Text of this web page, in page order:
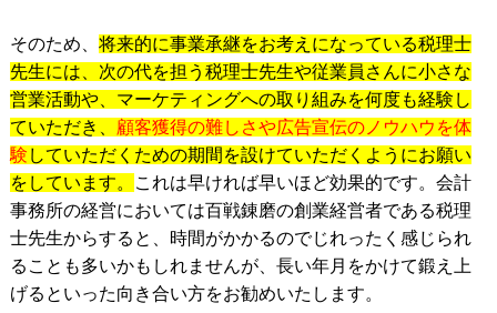
そのため、 将来的に事業承継をお考えになっている税理士
先生には、次の代を担う税理士先生や従業員さんに小さな
営業活動や、マーケティングへの取り組みを何度も経験し
ていただき、 顧客獲得の難しさや広告宣伝のノウハウを体
験 していただくための期間を設けていただくようにお願い
をしています。
これは早ければ早いほど効果的です。会計
事務所の経営においては百戦錬磨の創業経営者である税理
士先生からすると、時間がかかるのでじれったく感じられ
ることも多いかもしれませんが、長い年月をかけて鍛え上
げるといった向き合い方をお勧めいたします。